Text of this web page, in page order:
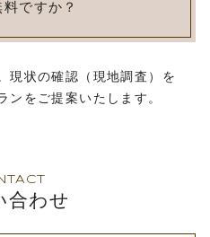
ですか？
現状の確認（現地調査）を
ンをご提案いたします。
合わせ